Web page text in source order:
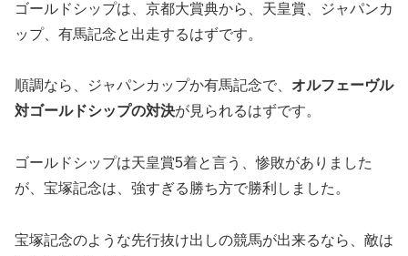
ゴールドシップは、京都大賞典から、天皇賞、ジャパンカ
ップ、有馬記念と出走するはずです。
順調なら、ジャパンカップか有馬記念で、 オルフェーヴル
対ゴールドシップの対決が見られるはずです。
ゴールドシップは天皇賞5着と言う、惨敗がありました
が、宝塚記念は、強すぎる勝ち方で勝利しました。
宝塚記念のような先行抜け出しの競馬が出来るなら、敵は